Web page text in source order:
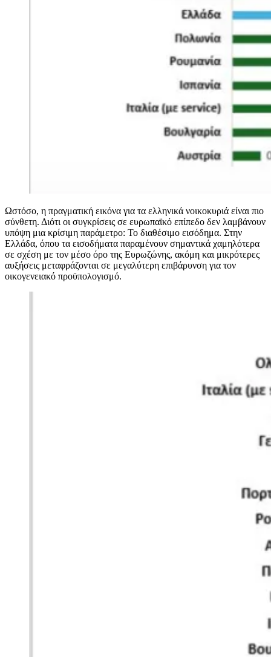
Ωστόσο, η πραγματική εικόνα για τα ελληνικά νοικοκυριά είναι πιο
σύνθετη. Διότι οι συγκρίσεις σε ευρωπαϊκό επίπεδο δεν λαμβάνουν
υπόψη μια κρίσιμη παράμετρο: Το διαθέσιμο εισόδημα. Στην
Ελλάδα, όπου τα εισοδήματα παραμένουν σημαντικά χαμηλότερα
σε σχέση με τον μέσο όρο της Ευρωζώνης, ακόμη και μικρότερες
αυξήσεις μεταφράζονται σε μεγαλύτερη επιβάρυνση για τον
οικογενειακό προϋπολογισμό.